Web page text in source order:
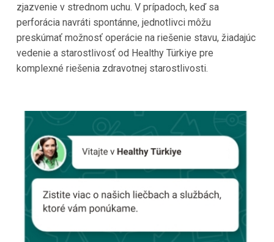
zjazvenie v strednom uchu. V prípadoch, keď sa
perforácia navráti spontánne, jednotlivci môžu
preskúmať možnosť operácie na riešenie stavu, žiadajúc
vedenie a starostlivosť od Healthy Türkiye pre
komplexné riešenia zdravotnej starostlivosti.